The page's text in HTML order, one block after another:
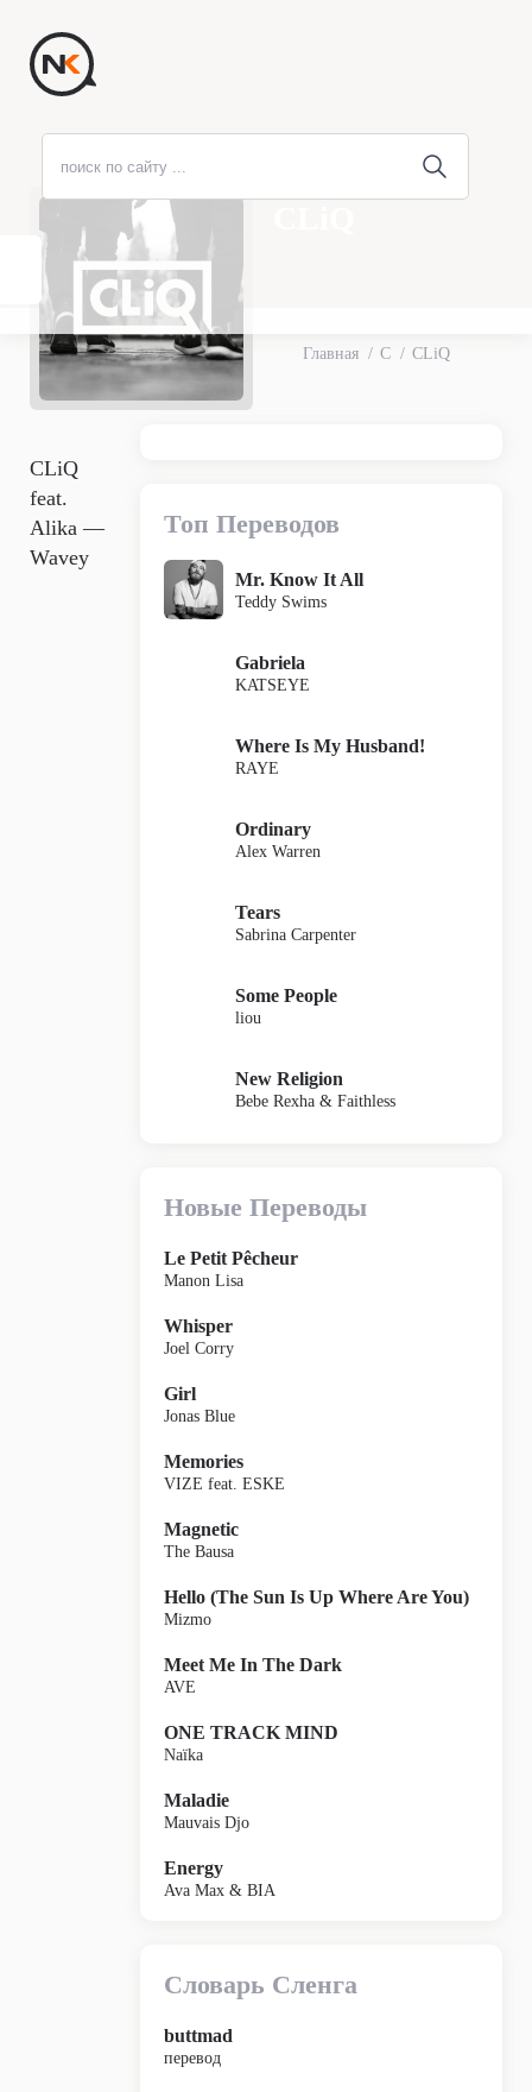
Главная C CLiQ
CLiQ
feat.
Alika —
Wavey
Топ Переводов
Mr. Know It All
Teddy Swims
Gabriela
KATSEYE
Where Is My Husband!
RAYE
Ordinary
Alex Warren
Tears
Sabrina Carpenter
Some People
liou
New Religion
Bebe Rexha & Faithless
Новые Переводы
Le Petit Pêcheur
Manon Lisa
Whisper
Joel Corry
Girl
Jonas Blue
Memories
VIZE feat. ESKE
Magnetic
The Bausa
Hello (The Sun Is Up Where Are You)
Mizmo
Meet Me In The Dark
AVE
ONE TRACK MIND
Naïka
Maladie
Mauvais Djo
Energy
Ava Max & BIA
Словарь Сленга
buttmad
перевод